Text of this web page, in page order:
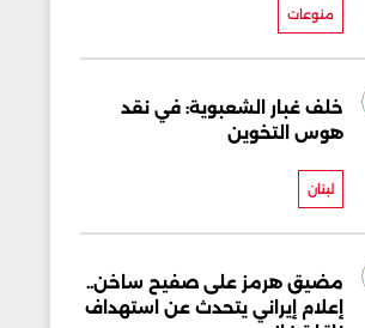
منوعات
خلف غبار الشعبوية: في نقد
هوس التخوين
لبنان
مضيق هرمز على صفيح ساخن..
إعلام إيراني يتحدث عن استهداف